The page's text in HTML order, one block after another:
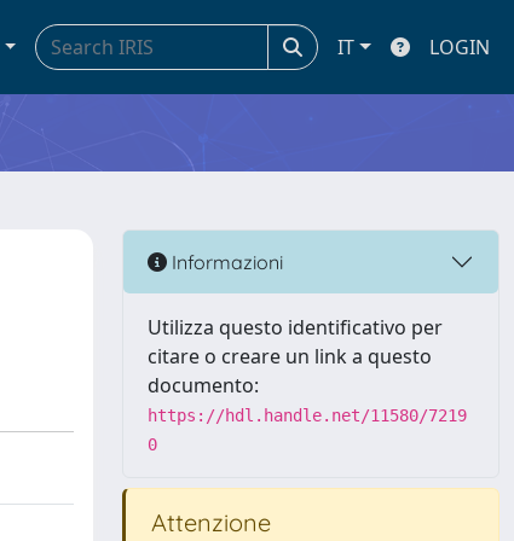
IT LOGIN
Informazioni
Utilizza questo identificativo per
citare o creare un link a questo
documento:
https://hdl.handle.net/11580/7219
0
Attenzione